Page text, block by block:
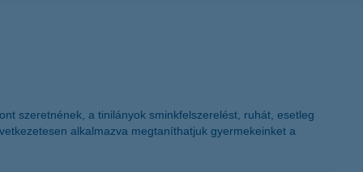
K&H e-kártyafelület
szeretnének, a tinilányok sminkfelszerelést, ruhát, esetleg
alkalmazva megtaníthatjuk gyermekeinket a